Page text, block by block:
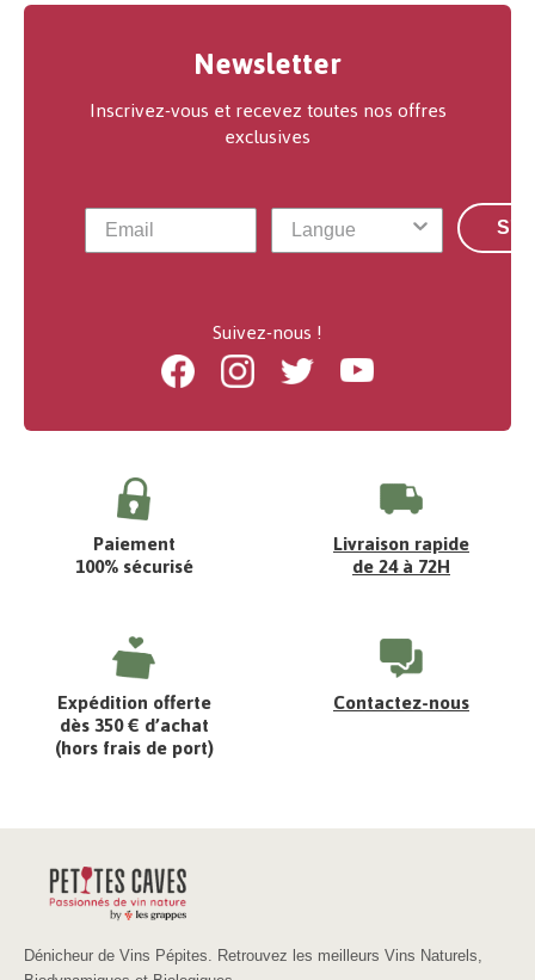
Newsletter
Inscrivez-vous et recevez toutes nos offres
exclusives
Suivez-nous !
FacebookInstagramTwitter Youtube
Paiement
100% sécurisé
Livraison rapide
de 24 à 72H
Expédition offerte
dès 350 € d’achat
(hors frais de port)
Contactez-nous
Dénicheur de Vins Pépites. Retrouvez les meilleurs Vins Naturels,